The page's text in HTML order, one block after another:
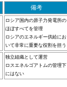
備考
ロシア国内の原子力発電所の
ほぼすべてを管理
ロシアのエネルギー供給にお
いて非常に重要な役割を担う
独立組織として運営
ロスエネルゴアトムの管理下
にはない